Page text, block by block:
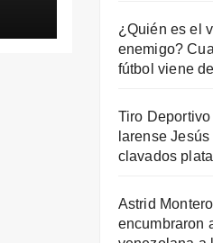
¿Quién es el
enemigo?
fútbol viene
Tiro Deportivo
larense
clavados
Astrid
encumbraron